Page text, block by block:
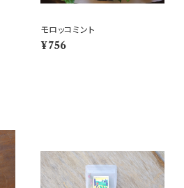
モロッコミント
¥756